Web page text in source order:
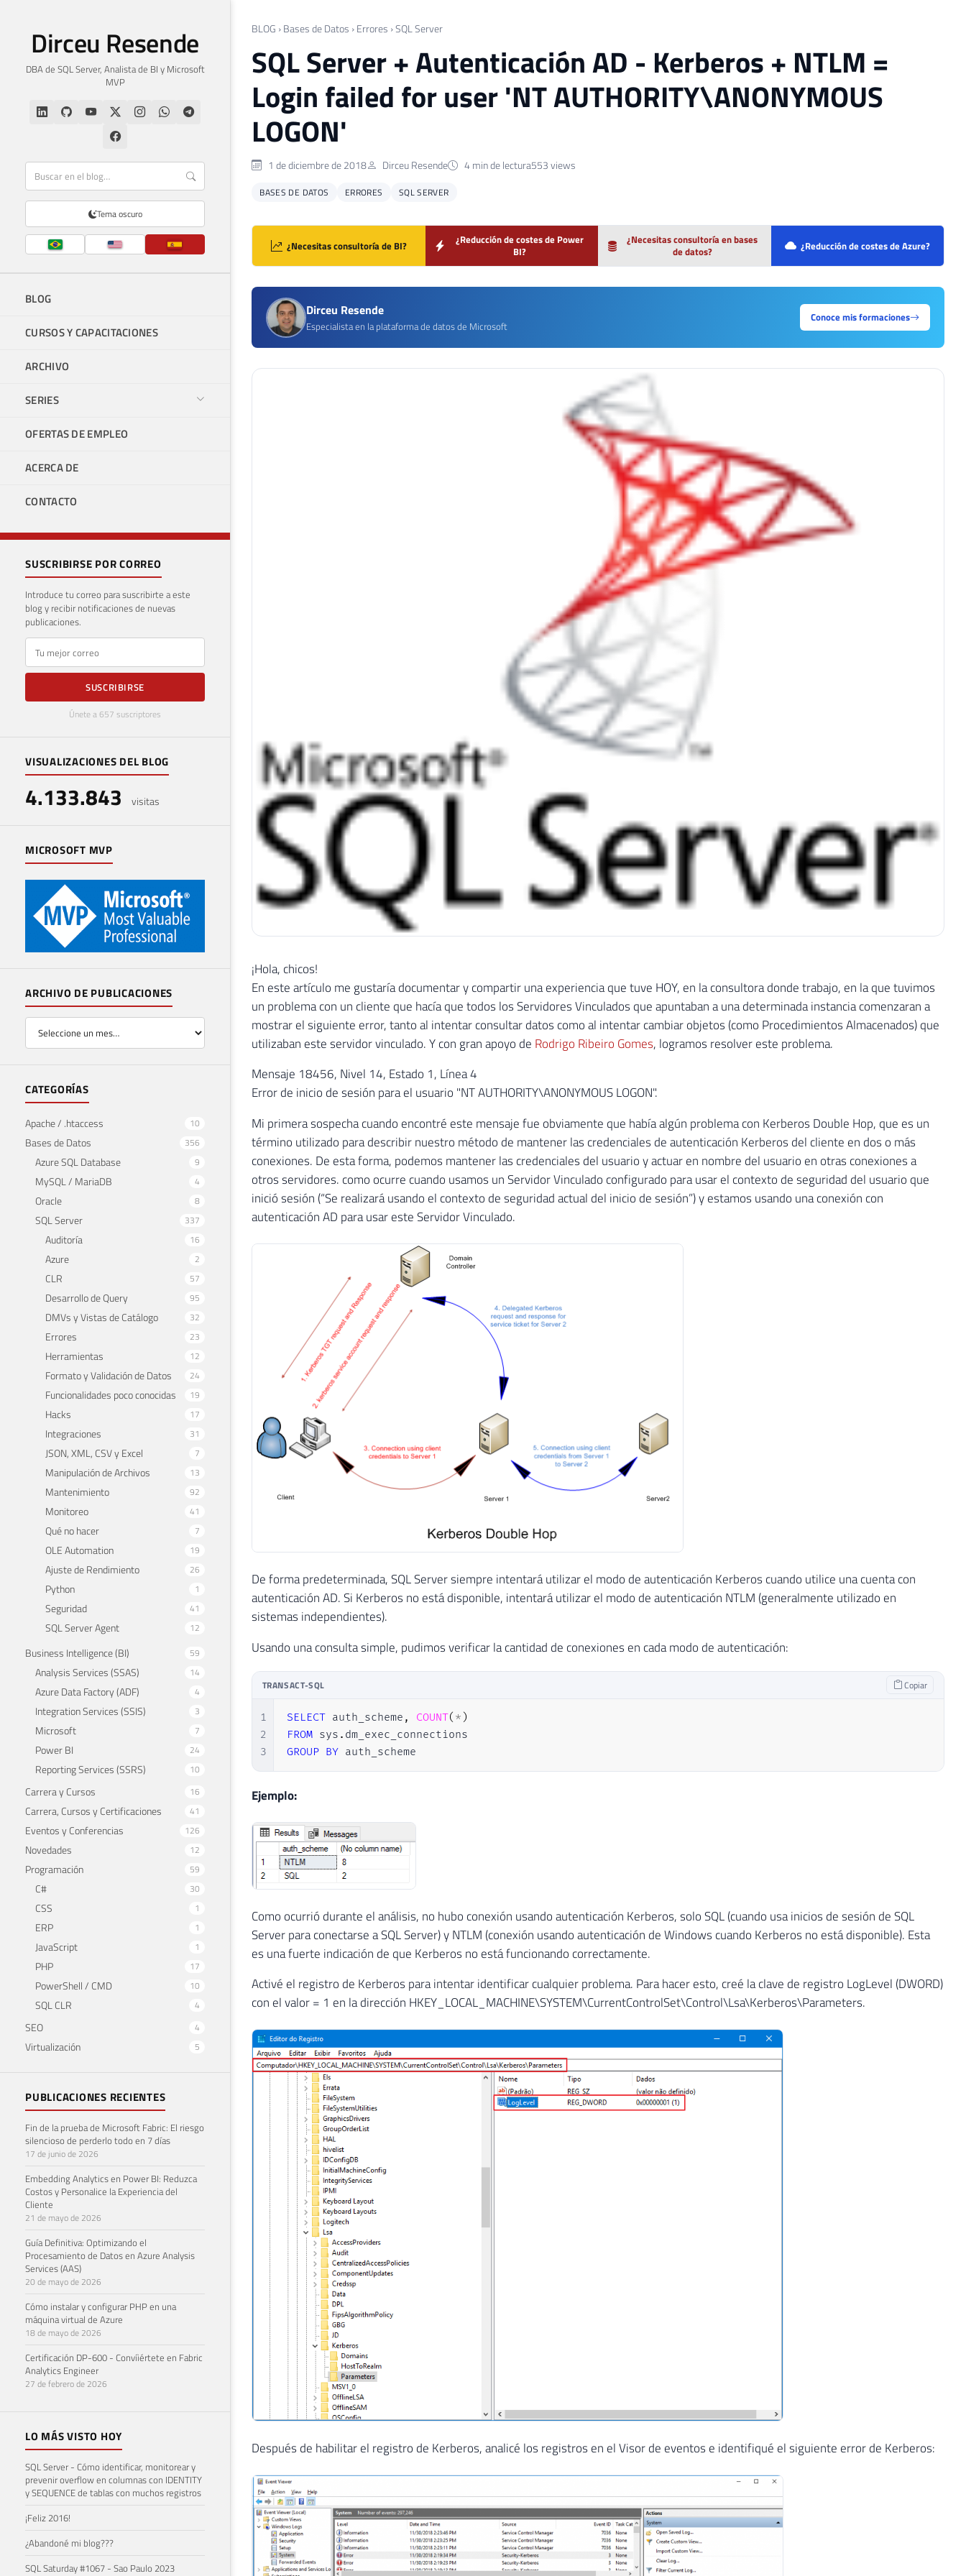
Dirceu Resende
DBA de SQL Server, Analista de BI y Microsoft
MVP
Tema oscuro
BLOG
CURSOS Y CAPACITACIONES
ARCHIVO
SERIES
OFERTAS DE EMPLEO
ACERCA DE
CONTACTO
SUSCRIBIRSE POR CORREO
Introduce tu correo para suscribirte a este
blog y recibir notificaciones de nuevas
publicaciones.
E-mail
SUSCRIBIRSE
Únete a 657 suscriptores
VISUALIZACIONES DEL BLOG
4.133.843 visitas
MICROSOFT MVP
ARCHIVO DE PUBLICACIONES
CATEGORÍAS
Apache / .htaccess 10
Bases de Datos 356
Azure SQL Database 9
MySQL / MariaDB 4
Oracle 8
SQL Server 337
Auditoría 16
Azure 2
CLR 57
Desarrollo de Query 95
DMVs y Vistas de Catálogo 32
Errores 23
Herramientas 12
Formato y Validación de Datos 24
Funcionalidades poco conocidas 19
Hacks 17
Integraciones 31
JSON, XML, CSV y Excel 7
Manipulación de Archivos 13
Mantenimiento 92
Monitoreo 41
Qué no hacer 7
OLE Automation 19
Ajuste de Rendimiento 26
Python 1
Seguridad 41
SQL Server Agent 12
Business Intelligence (BI) 59
Analysis Services (SSAS) 14
Azure Data Factory (ADF) 4
Integration Services (SSIS) 3
Microsoft 7
Power BI 24
Reporting Services (SSRS) 10
Carrera y Cursos 16
Carrera, Cursos y Certificaciones 41
Eventos y Conferencias 126
Novedades 12
Programación 59
C# 30
CSS 1
ERP 1
JavaScript 1
PHP 17
PowerShell / CMD 10
SQL CLR 4
SEO 4
Virtualización 5
PUBLICACIONES RECIENTES
Fin de la prueba de Microsoft Fabric: El riesgo
silencioso de perderlo todo en 7 días
17 de junio de 2026
Embedding Analytics en Power BI: Reduzca
Costos y Personalice la Experiencia del
Cliente
21 de mayo de 2026
Guía Definitiva: Optimizando el
Procesamiento de Datos en Azure Analysis
Services (AAS)
20 de mayo de 2026
Cómo instalar y configurar PHP en una
máquina virtual de Azure
18 de mayo de 2026
Certificación DP-600 - Convíiértete en Fabric
Analytics Engineer
27 de febrero de 2026
LO MÁS VISTO HOY
SQL Server - Cómo identificar, monitorear y
prevenir overflow en columnas con IDENTITY
y SEQUENCE de tablas con muchos registros
¡Feliz 2016!
¿Abandoné mi blog???
SQL Saturday #1067 - Sao Paulo 2023
BLOG › Bases de Datos › Errores ›SQL Server
SQL Server + Autenticación AD - Kerberos + NTLM =
Login failed for user 'NT AUTHORITY\ANONYMOUS
LOGON'
1 de diciembre de 2018 Dirceu Resende 4 min de lectura553 views
BASES DE DATOS ERRORES SQL SERVER
¿Necesitas consultoría de BI?
¿Reducción de costes de Power
BI?
¿Necesitas consultoría en bases
de datos?
¿Reducción de costes de Azure?
Dirceu Resende
Especialista en la plataforma de datos de Microsoft
Conoce mis formaciones
¡Hola, chicos!
En este artículo me gustaría documentar y compartir una experiencia que tuve HOY, en la consultora donde trabajo, en la que tuvimos
un problema con un cliente que hacía que todos los Servidores Vinculados que apuntaban a una determinada instancia comenzaran a
mostrar el siguiente error, tanto al intentar consultar datos como al intentar cambiar objetos (como Procedimientos Almacenados) que
utilizaban este servidor vinculado. Y con gran apoyo de Rodrigo Ribeiro Gomes, logramos resolver este problema.
Mensaje 18456, Nivel 14, Estado 1, Línea 4
Error de inicio de sesión para el usuario "NT AUTHORITY\ANONYMOUS LOGON".
Mi primera sospecha cuando encontré este mensaje fue obviamente que había algún problema con Kerberos Double Hop, que es un
término utilizado para describir nuestro método de mantener las credenciales de autenticación Kerberos del cliente en dos o más
conexiones. De esta forma, podemos mantener las credenciales del usuario y actuar en nombre del usuario en otras conexiones a
otros servidores. como ocurre cuando usamos un Servidor Vinculado configurado para usar el contexto de seguridad del usuario que
inició sesión (“Se realizará usando el contexto de seguridad actual del inicio de sesión”) y estamos usando una conexión con
autenticación AD para usar este Servidor Vinculado.
De forma predeterminada, SQL Server siempre intentará utilizar el modo de autenticación Kerberos cuando utilice una cuenta con
autenticación AD. Si Kerberos no está disponible, intentará utilizar el modo de autenticación NTLM (generalmente utilizado en
sistemas independientes).
Usando una consulta simple, pudimos verificar la cantidad de conexiones en cada modo de autenticación:
TRANSACT-SQL Copiar
1
2
3
SELECT auth_scheme , COUNT( * )
FROM sys .
GROUP BY auth_scheme
Ejemplo:
Como ocurrió durante el análisis, no hubo conexión usando autenticación Kerberos, solo SQL (cuando usa inicios de sesión de SQL
Server para conectarse a SQL Server) y NTLM (conexión usando autenticación de Windows cuando Kerberos no está disponible). Esta
es una fuerte indicación de que Kerberos no está funcionando correctamente.
Activé el registro de Kerberos para intentar identificar cualquier problema. Para hacer esto, creé la clave de registro LogLevel (DWORD)
con el valor = 1 en la dirección HKEY_LOCAL_MACHINE\SYSTEM\CurrentControlSet\Control\Lsa\Kerberos\Parameters.
Después de habilitar el registro de Kerberos, analicé los registros en el Visor de eventos e identifiqué el siguiente error de Kerberos: